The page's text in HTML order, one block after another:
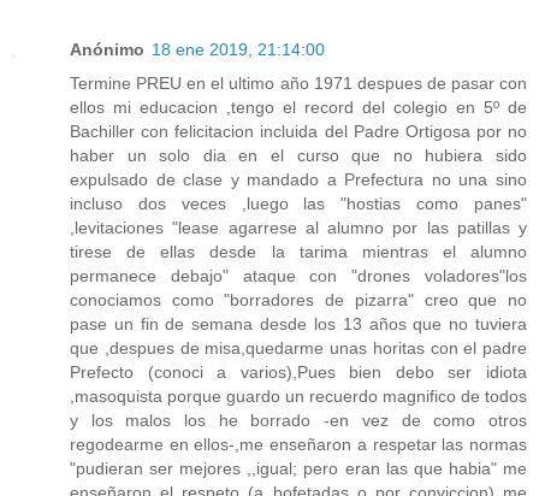
Anónimo 18 ene 2019, 21:14:00
Termine PREU en el ultimo año 1971 despues de pasar con
ellos mi educacion ,tengo el record del colegio en 5º de
Bachiller con felicitacion incluida del Padre Ortigosa por no
haber un solo dia en el curso que no hubiera sido
expulsado de clase y mandado a Prefectura no una sino
incluso dos veces ,luego las "hostias como panes"
,levitaciones "lease agarrese al alumno por las patillas y
tirese de ellas desde la tarima mientras el alumno
permanece debajo" ataque con "drones voladores"los
conociamos como "borradores de pizarra" creo que no
pase un fin de semana desde los 13 años que no tuviera
que ,despues de misa,quedarme unas horitas con el padre
Prefecto (conoci a varios),Pues bien debo ser idiota
,masoquista porque guardo un recuerdo magnifico de todos
y los malos los he borrado -en vez de como otros
regodearme en ellos-,me enseñaron a respetar las normas
"pudieran ser mejores ,,igual; pero eran las que habia" me
enseñaron el respeto (a bofetadas o por conviccion) me